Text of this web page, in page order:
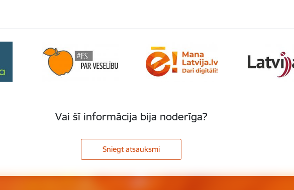
Vai šī informācija bija noderīga?
Sniegt atsauksmi